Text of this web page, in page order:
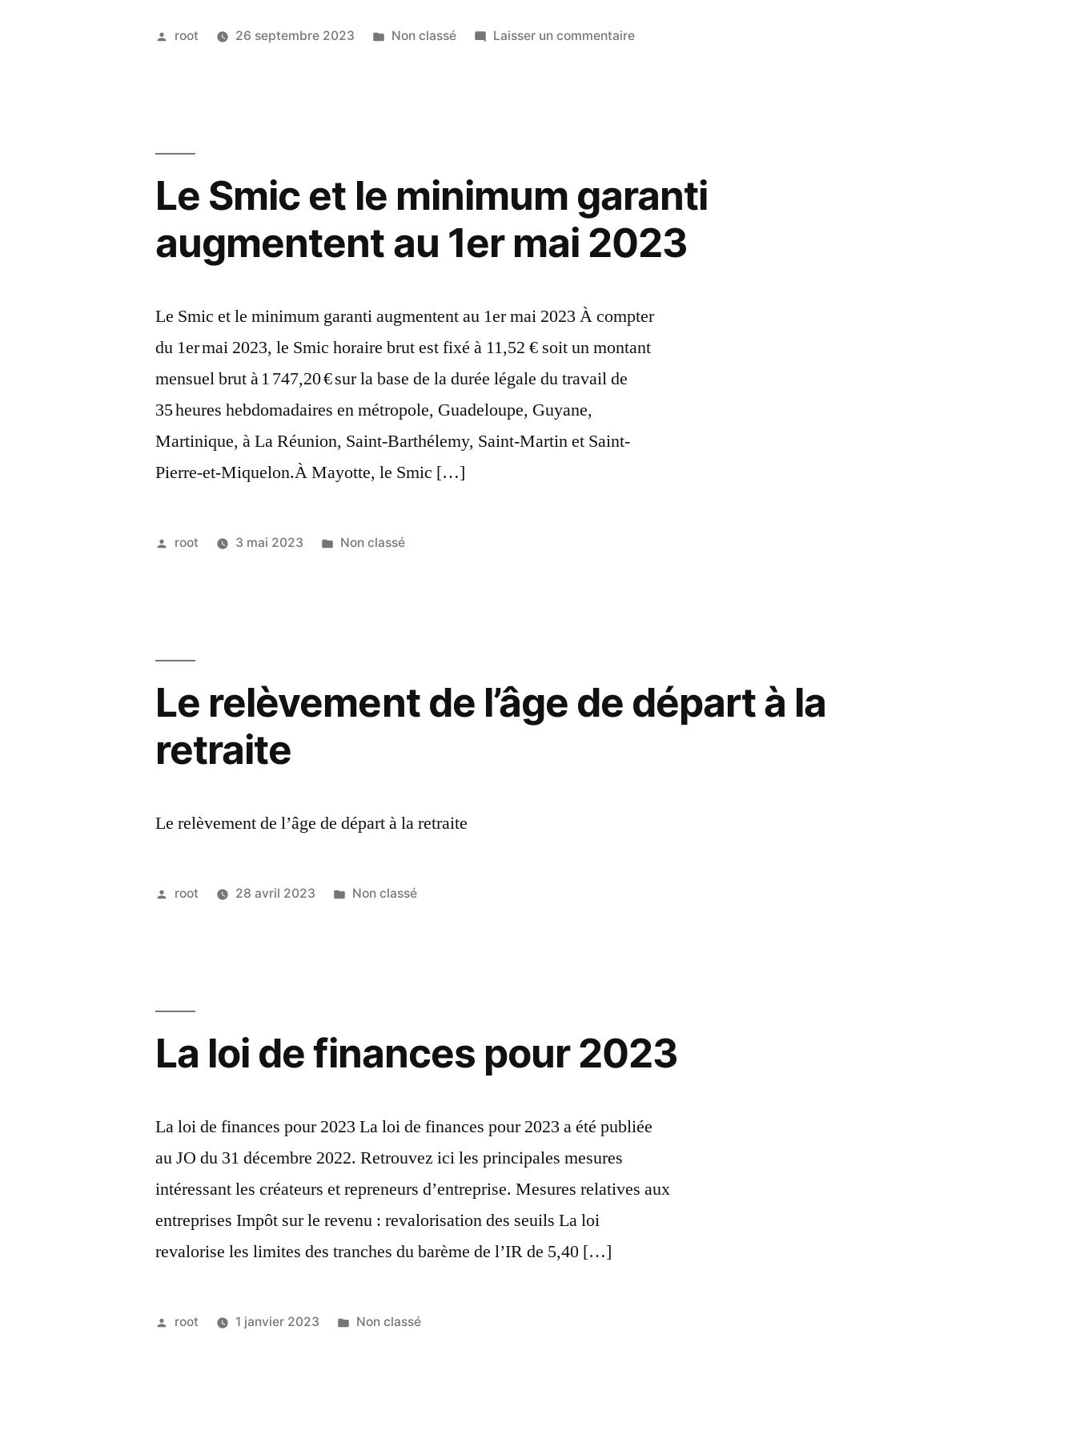
root 26 septembre 2023 Non classé Laisser un commentaire
Le Smic et le minimum garanti
augmentent au 1er mai 2023
Le Smic et le minimum garanti augmentent au 1er mai 2023 À compter
du 1er mai 2023, le Smic horaire brut est fixé à 11,52 € soit un montant
mensuel brut à 1 747,20 € sur la base de la durée légale du travail de
35 heures hebdomadaires en métropole, Guadeloupe, Guyane,
Martinique, à La Réunion, Saint-Barthélemy, Saint-Martin et Saint-
Pierre-et-Miquelon.À Mayotte, le Smic […]
root 3 mai 2023 Non classé
Le relèvement de l’âge de départ à la
retraite
Le relèvement de l’âge de départ à la retraite
root 28 avril 2023 Non classé
La loi de finances pour 2023
La loi de finances pour 2023 La loi de finances pour 2023 a été publiée
au JO du 31 décembre 2022. Retrouvez ici les principales mesures
intéressant les créateurs et repreneurs d’entreprise. Mesures relatives aux
entreprises Impôt sur le revenu : revalorisation des seuils La loi
revalorise les limites des tranches du barème de l’IR de 5,40 […]
root 1 janvier 2023 Non classé